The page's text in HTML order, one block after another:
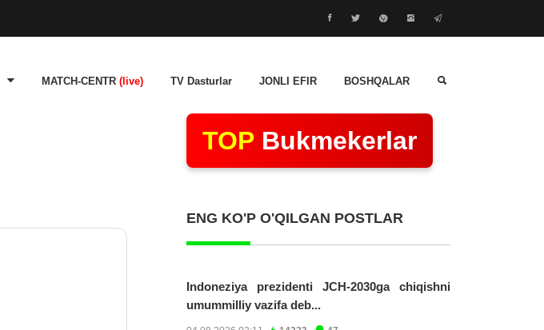
MATCH-CENTR (live) TV Dasturlar JONLI EFIR BOSHQALAR
TOP Bukmekerlar
ENG KO'P O'QILGAN POSTLAR
Indoneziya prezidenti JCH-2030ga chiqishni
umummilliy vazifa deb...